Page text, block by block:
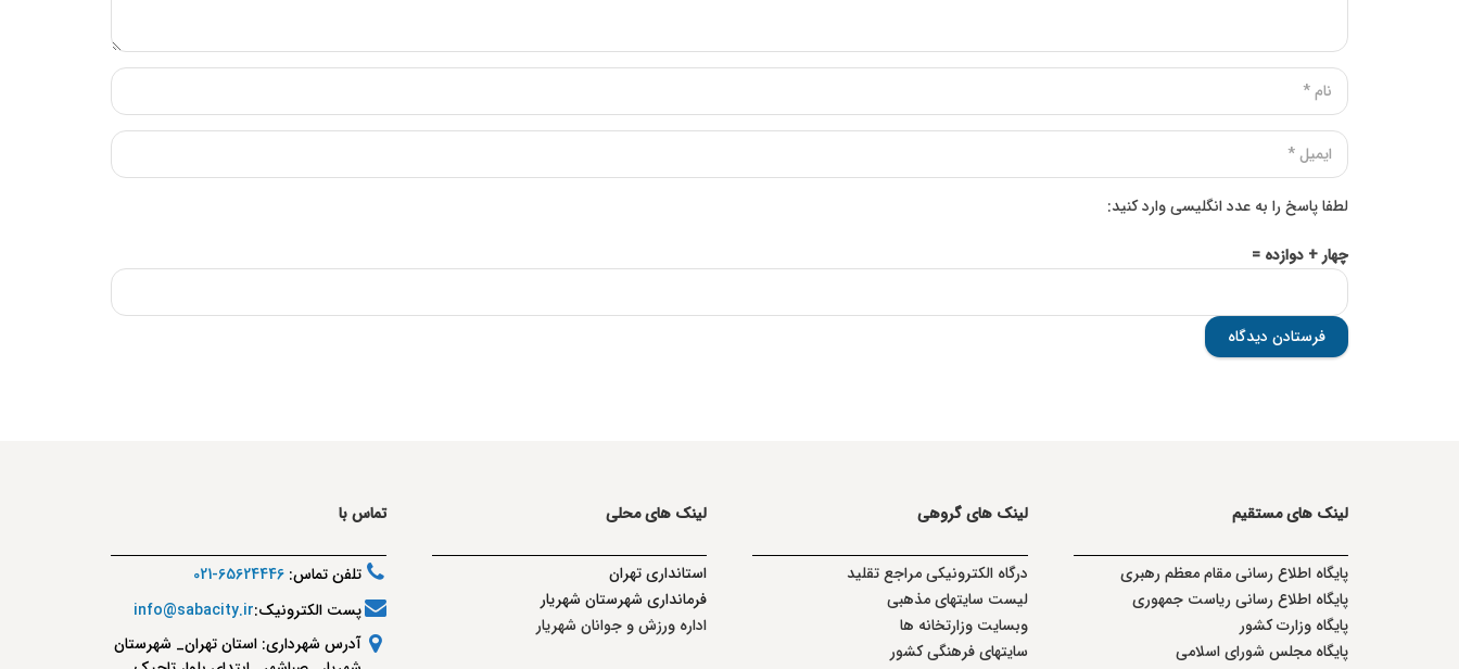
لطفا پاسخ را به عدد انگلیسی وارد کنید:
چهار + دوازده =
فرستادن دیدگاه
لینک های مستقیم
پایگاه اطلاع رسانی مقام معظم رهبری
پایگاه اطلاع رسانی ریاست جمهوری
پایگاه وزارت کشور
پایگاه مجلس شورای اسلامی
لینک های گروهی
درگاه الکترونیکی مراجع تقلید
لیست سایتهای مذهبی
وبسایت وزارتخانه ها
سایتهای فرهنگی کشور
لینک های محلی
استانداری تهران
فرمانداری شهرستان شهریار
اداره ورزش و جوانان شهریار
تماس با
تلفن تماس:65624446-021
پست الکترونیک:info@sabacity.ir
آدرس شهرداری: استان تهران_ شهرستان